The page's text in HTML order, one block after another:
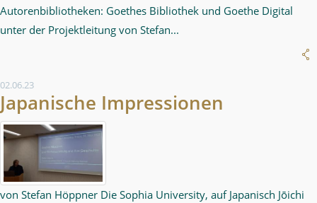
Autorenbibliotheken: Goethes Bibliothek und Goethe Digital
unter der Projektleitung von Stefan...
02.06.23
Japanische Impressionen
von Stefan Höppner Die Sophia University, auf Japanisch Jōichi